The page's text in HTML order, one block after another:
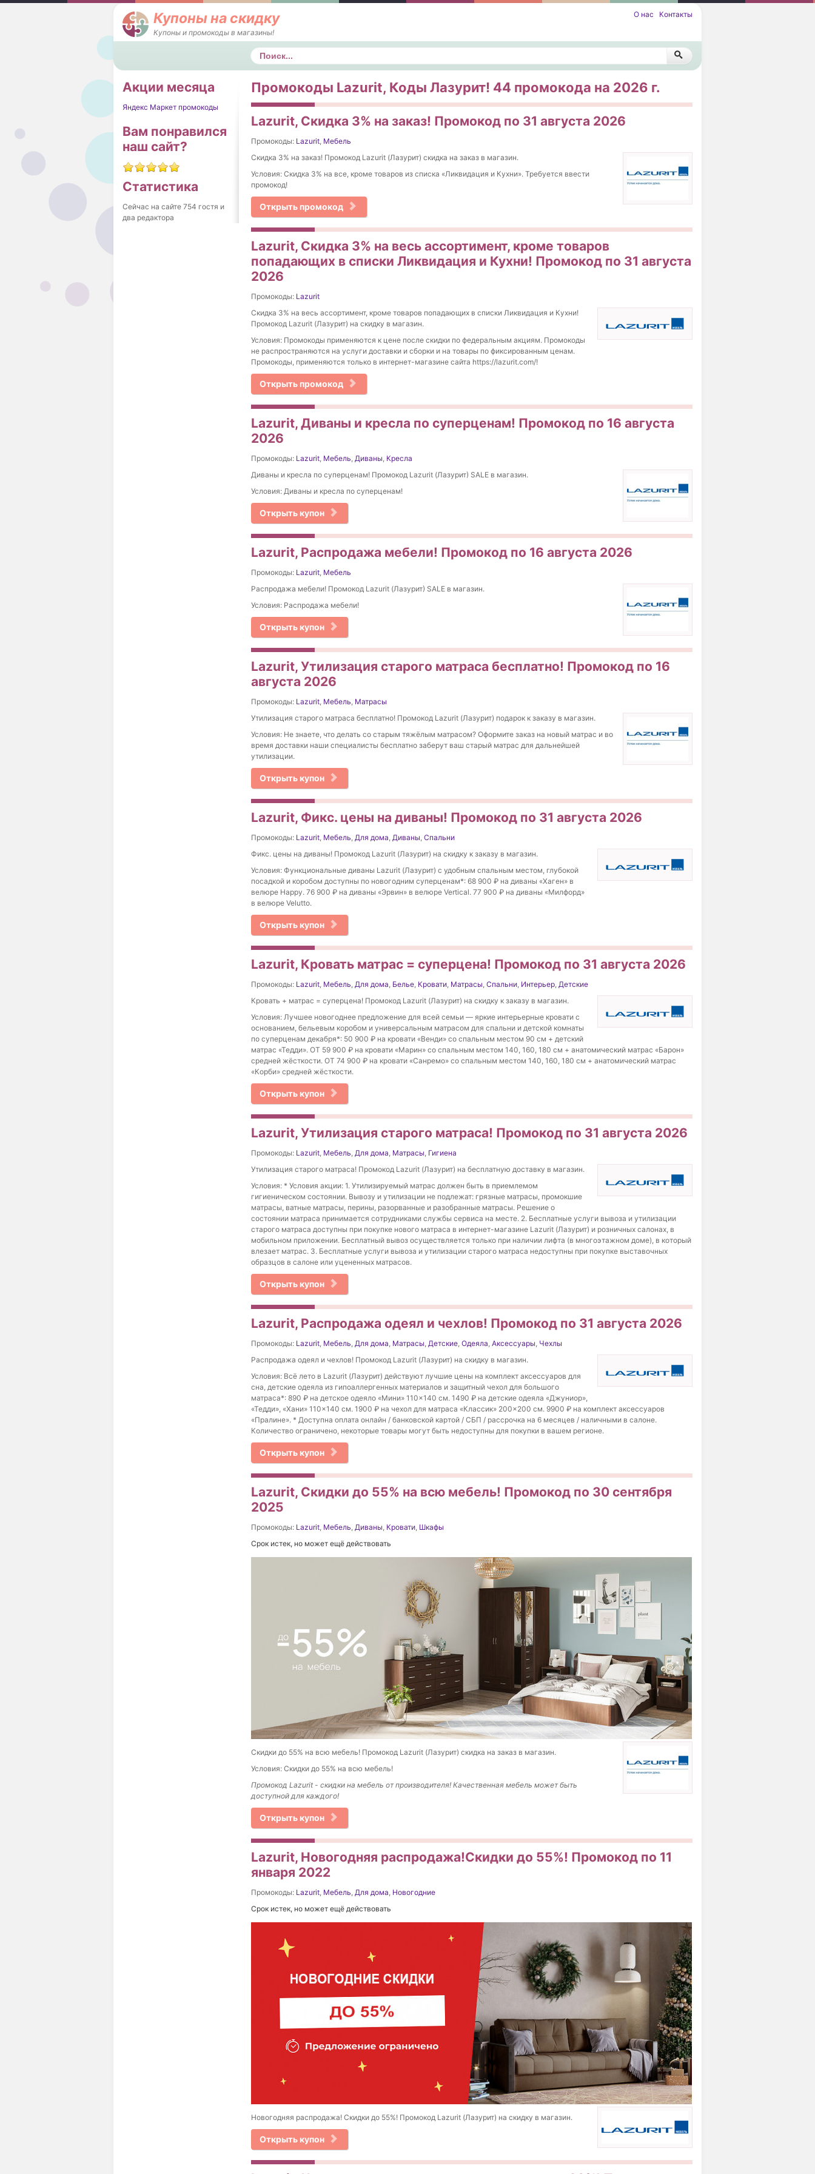
Купоны на скидку
Купоны и промокоды в магазины!
О нас Контакты
Поиск
Акции месяца
Яндекс Маркет промокоды
Вам понравился
наш сайт?
Статистика
Сейчас на сайте 754 гостя и
два редактора
Промокоды Lazurit, Коды Лазурит! 44 промокода на 2026 г.
Lazurit, Скидка 3% на заказ! Промокод по 31 августа 2026
Промокоды: Lazurit, Мебель
Скидка 3% на заказ! Промокод Lazurit (Лазурит) скидка на заказ в магазин.
Условия: Скидка 3% на все, кроме товаров из списка «Ликвидация и Кухни». Требуется ввести
промокод!
Открыть промокод
Lazurit, Скидка 3% на весь ассортимент, кроме товаров
попадающих в списки Ликвидация и Кухни! Промокод по 31 августа
2026
Промокоды: Lazurit
Скидка 3% на весь ассортимент, кроме товаров попадающих в списки Ликвидация и Кухни!
Промокод Lazurit (Лазурит) на скидку в магазин.
Условия: Промокоды применяются к цене после скидки по федеральным акциям. Промокоды
не распространяются на услуги доставки и сборки и на товары по фиксированным ценам.
Промокоды, применяются только в интернет-магазине сайта https://lazurit.com/!
Открыть промокод
Lazurit, Диваны и кресла по суперценам! Промокод по 16 августа
2026
Промокоды: Lazurit, Мебель, Диваны, Кресла
Диваны и кресла по суперценам! Промокод Lazurit (Лазурит) SALE в магазин.
Условия: Диваны и кресла по суперценам!
Открыть купон
Lazurit, Распродажа мебели! Промокод по 16 августа 2026
Промокоды: Lazurit, Мебель
Распродажа мебели! Промокод Lazurit (Лазурит) SALE в магазин.
Условия: Распродажа мебели!
Открыть купон
Lazurit, Утилизация старого матраса бесплатно! Промокод по 16
августа 2026
Промокоды: Lazurit, Мебель, Матрасы
Утилизация старого матраса бесплатно! Промокод Lazurit (Лазурит) подарок к заказу в магазин.
Условия: Не знаете, что делать со старым тяжёлым матрасом? Оформите заказ на новый матрас и во
время доставки наши специалисты бесплатно заберут ваш старый матрас для дальнейшей
утилизации.
Открыть купон
Lazurit, Фикс. цены на диваны! Промокод по 31 августа 2026
Промокоды: Lazurit, Мебель, Для дома, Диваны, Спальни
Фикс. цены на диваны! Промокод Lazurit (Лазурит) на скидку к заказу в магазин.
Условия: Функциональные диваны Lazurit (Лазурит) с удобным спальным местом, глубокой
посадкой и коробом доступны по новогодним суперценам*: 68 900 ₽ на диваны «Хаген» в
велюре Happy. 76 900 ₽ на диваны «Эрвин» в велюре Vertical. 77 900 ₽ на диваны «Милфорд»
в велюре Velutto.
Открыть купон
Lazurit, Кровать матрас = суперцена! Промокод по 31 августа 2026
Промокоды: Lazurit, Мебель, Для дома, Белье, Кровати, Матрасы, Спальни, Интерьер, Детские
Кровать + матрас = суперцена! Промокод Lazurit (Лазурит) на скидку к заказу в магазин.
Условия: Лучшее новогоднее предложение для всей семьи — яркие интерьерные кровати с
основанием, бельевым коробом и универсальным матрасом для спальни и детской комнаты
по суперценам декабря*: 50 900 ₽ на кровати «Венди» со спальным местом 90 см + детский
матрас «Тедди». ОТ 59 900 ₽ на кровати «Марин» со спальным местом 140, 160, 180 см + анатомический матрас «Барон»
средней жёсткости. ОТ 74 900 ₽ на кровати «Санремо» со спальным местом 140, 160, 180 см + анатомический матрас
«Корби» средней жёсткости.
Открыть купон
Lazurit, Утилизация старого матраса! Промокод по 31 августа 2026
Промокоды: Lazurit, Мебель, Для дома, Матрасы, Гигиена
Утилизация старого матраса! Промокод Lazurit (Лазурит) на бесплатную доставку в магазин.
Условия: * Условия акции: 1. Утилизируемый матрас должен быть в приемлемом
гигиеническом состоянии. Вывозу и утилизации не подлежат: грязные матрасы, промокшие
матрасы, ватные матрасы, перины, разорванные и разобранные матрасы. Решение о
состоянии матраса принимается сотрудниками службы сервиса на месте. 2. Бесплатные услуги вывоза и утилизации
старого матраса доступны при покупке нового матраса в интернет-магазине Lazurit (Лазурит) и розничных салонах, в
мобильном приложении. Бесплатный вывоз осуществляется только при наличии лифта (в многоэтажном доме), в который
влезает матрас. 3. Бесплатные услуги вывоза и утилизации старого матраса недоступны при покупке выставочных
образцов в салоне или уцененных матрасов.
Открыть купон
Lazurit, Распродажа одеял и чехлов! Промокод по 31 августа 2026
Промокоды: Lazurit, Мебель, Для дома, Матрасы, Детские, Одеяла, Аксессуары, Чехлы
Распродажа одеял и чехлов! Промокод Lazurit (Лазурит) на скидку в магазин.
Условия: Всё лето в Lazurit (Лазурит) действуют лучшие цены на комплект аксессуаров для
сна, детские одеяла из гипоаллергенных материалов и защитный чехол для большого
матраса*: 890 ₽ на детское одеяло «Мини» 110×140 см. 1490 ₽ на детские одеяла «Джуниор»,
«Тедди», «Хани» 110×140 см. 1900 ₽ на чехол для матраса «Классик» 200×200 см. 9900 ₽ на комплект аксессуаров
«Пралине». * Доступна оплата онлайн / банковской картой / СБП / рассрочка на 6 месяцев / наличными в салоне.
Количество ограничено, некоторые товары могут быть недоступны для покупки в вашем регионе.
Открыть купон
Lazurit, Скидки до 55% на всю мебель! Промокод по 30 сентября
2025
Промокоды: Lazurit, Мебель, Диваны, Кровати, Шкафы
Срок истек, но может ещё действовать
Скидки до 55% на всю мебель! Промокод Lazurit (Лазурит) скидка на заказ в магазин.
Условия: Скидки до 55% на всю мебель!
Промокод Lazurit - скидки на мебель от производителя! Качественная мебель может быть
доступной для каждого!
Открыть купон
Lazurit, Новогодняя распродажа!Скидки до 55%! Промокод по 11
января 2022
Промокоды: Lazurit, Мебель, Для дома, Новогодние
Срок истек, но может ещё действовать
Новогодняя распродажа! Скидки до 55%! Промокод Lazurit (Лазурит) на скидку в магазин.
Открыть купон